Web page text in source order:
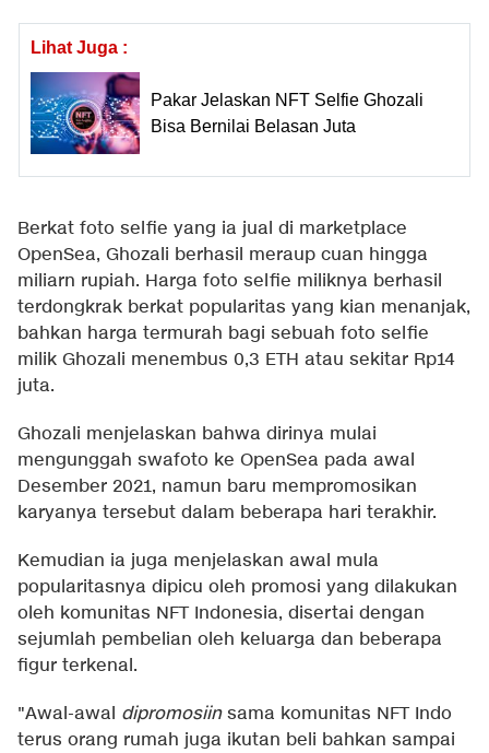
Lihat Juga :
Pakar Jelaskan NFT Selfie Ghozali
Bisa Bernilai Belasan Juta
Berkat foto selfie yang ia jual di marketplace
OpenSea, Ghozali berhasil meraup cuan hingga
miliarn rupiah. Harga foto selfie miliknya berhasil
terdongkrak berkat popularitas yang kian menanjak,
bahkan harga termurah bagi sebuah foto selfie
milik Ghozali menembus 0,3 ETH atau sekitar Rp14
juta.
Ghozali menjelaskan bahwa dirinya mulai
mengunggah swafoto ke OpenSea pada awal
Desember 2021, namun baru mempromosikan
karyanya tersebut dalam beberapa hari terakhir.
Kemudian ia juga menjelaskan awal mula
popularitasnya dipicu oleh promosi yang dilakukan
oleh komunitas NFT Indonesia, disertai dengan
sejumlah pembelian oleh keluarga dan beberapa
figur terkenal.
"Awal-awal dipromosiinsama komunitas NFT Indo
terus orang rumah juga ikutan beli bahkan sampai